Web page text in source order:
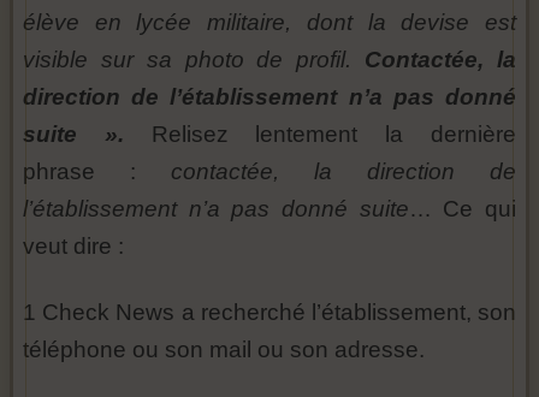
élève en lycée militaire, dont la devise est
visible sur sa photo de profil. Contactée, la
direction de l’établissement n’a pas donné
suite ».
Relisez lentement la dernière
phrase : contactée, la direction de
l’établissement n’a pas donné suite… Ce qui
veut dire :
1 Check News a recherché l’établissement, son
téléphone ou son mail ou son adresse.